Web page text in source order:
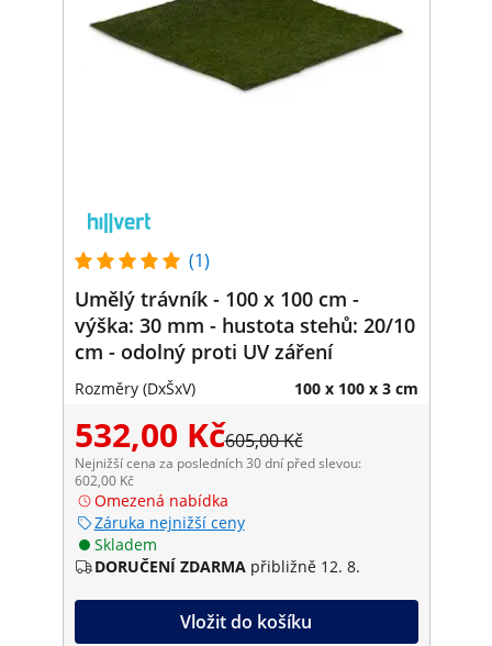
(1)
Umělý trávník - 100 x 100 cm -
výška: 30 mm - hustota stehů: 20/10
cm - odolný proti UV záření
Rozměry (DxŠxV) 100 x 100 x 3 cm
532,00 Kč605,00 Kč
Nejnižší cena za posledních 30 dní před slevou:
602,00 Kč
Omezená nabídka
Záruka nejnižší ceny
Skladem
DORUČENÍ ZDARMA přibližně 12. 8.
Vložit do košíku